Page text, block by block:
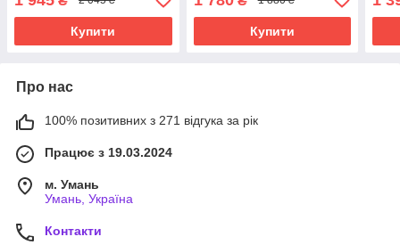
Купити Купити
Про нас
100% позитивних з 271 відгука за рік
Працює з 19.03.2024
м. Умань
Умань, Україна
Контакти